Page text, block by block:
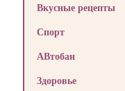
Вкусные рецепты
Спорт
АВтобан
Здоровье